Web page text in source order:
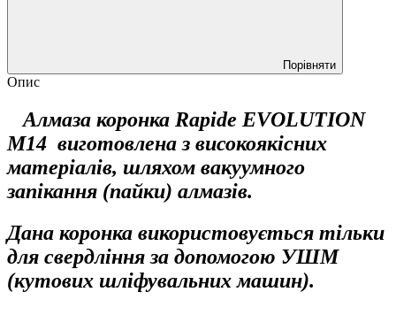
Порівняти
Опис
Алмаза коронка Rapide EVOLUTION
M14 виготовлена з високоякісних
матеріалів, шляхом вакуумного
запікання (пайки) алмазів.
Дана коронка використовується тільки
для свердління за допомогою УШМ
(кутових шліфувальних машин).